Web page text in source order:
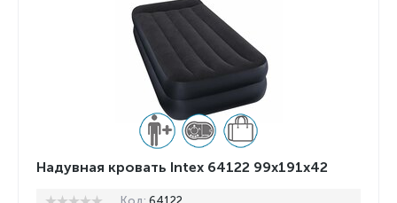
Надувная кровать Intex 64122 99x191x42